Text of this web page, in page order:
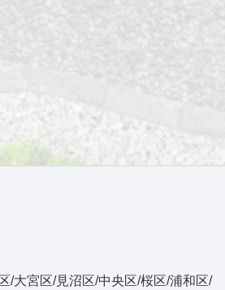
/大宮区/見沼区/中央区/桜区/浦和区/